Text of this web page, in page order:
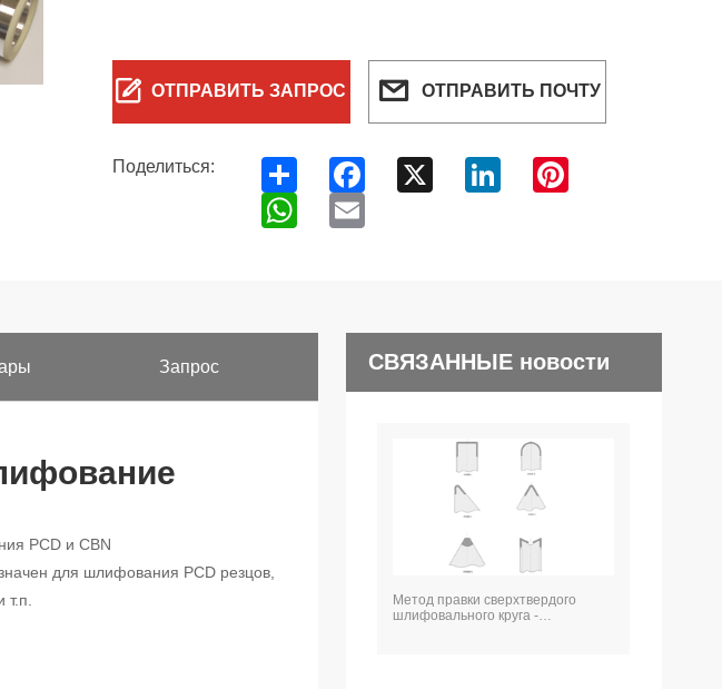
ОТПРАВИТЬ ЗАПРОС ОТПРАВИТЬ ПОЧТУ
Поделиться: ShareFacebook
X LinkedInPinterest
WhatsApp
Email
Запрос
PCD и CBN
для шлифования PCD резцов,
СВЯЗАННЫЕ новости
Метод правки сверхтвердого
шлифовального круга -